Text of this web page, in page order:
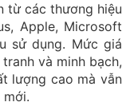
từ các thương hiệu
Apple, Microsoft
sử dụng. Mức giá
và minh bạch,
lượng cao mà vẫn